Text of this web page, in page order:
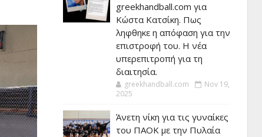
greekhandball.com για
Κώστα Κατσίκη. Πως
ληφθηκε η απόφαση για την
επιστροφή του. Η νέα
υπερεπιτροπή για τη
διαιτησία.
greekhandball.com
Nov 19,
2025
Άνετη νίκη για τις γυναίκες
του ΠΑΟΚ με την Πυλαία